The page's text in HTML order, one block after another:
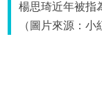
楊思琦近年被指
（圖片來源：小